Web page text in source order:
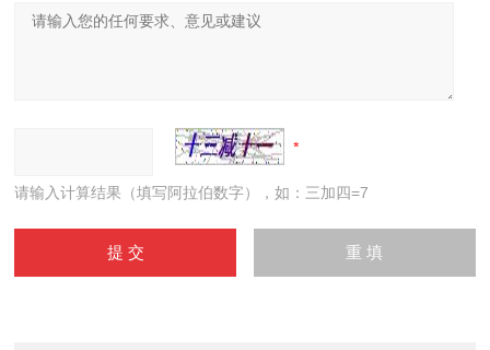
请输入计算结果（填写阿拉伯数字），如：三加四=7